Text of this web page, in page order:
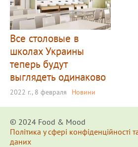
Все столовые в
школах Украины
теперь будут
выглядеть одинаково
2022 г., 8 февраля Новини
© 2024 Food & Мood
Політика у сфері конфіденційності
даних